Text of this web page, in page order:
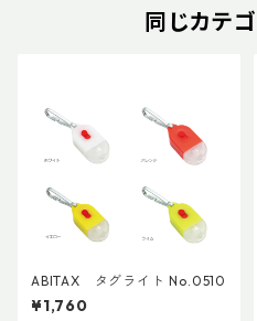
同じカテ
ABITAX タグライト No.0510
¥1,760